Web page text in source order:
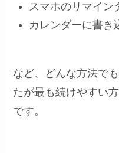
スマホのリマイン
カレンダーに書き
など、どんな方法で
たが最も続けやすい
です。